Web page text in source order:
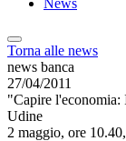
News
Torna alle news
news banca
27/04/2011
"Capire l'economia:
Udine
2 maggio, ore